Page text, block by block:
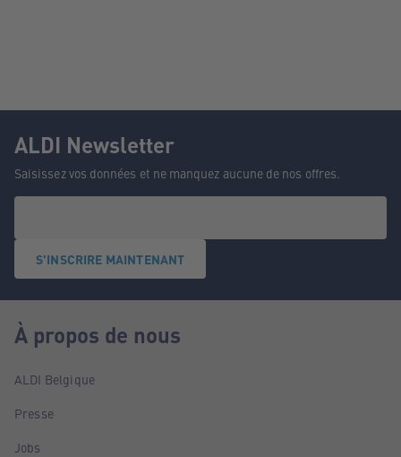
ALDI Newsletter
Saisissez vos données et ne manquez aucune de nos offres.
S'INSCRIRE MAINTENANT
À propos de nous
ALDI Belgique
Presse
Jobs